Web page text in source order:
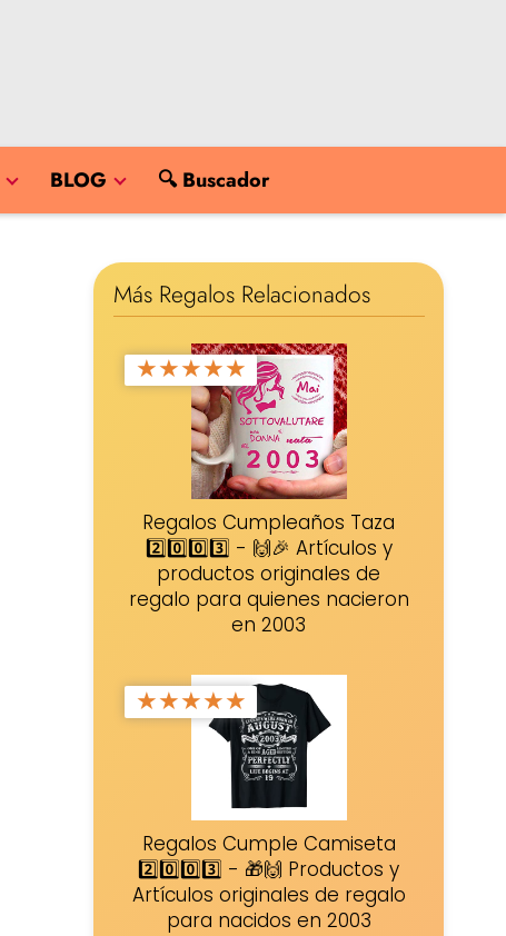
BLOG 🔍 Buscador
Más Regalos Relacionados
★★★★★
Regalos Cumpleaños Taza
2️⃣0️⃣0️⃣3️⃣ - 🙌🎉 Artículos y
productos originales de
regalo para quienes nacieron
en 2003
★★★★★
Regalos Cumple Camiseta
2️⃣0️⃣0️⃣3️⃣ - 🎁🙌 Productos y
Artículos originales de regalo
para nacidos en 2003